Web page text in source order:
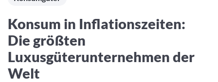
Fondswissen
Alles, was Sie zu Fonds und ETFs wissen müssen – so
investieren Sie richtig
Aktuelle Rankings und Beiträge zu den besten Fonds aus
2. Fonds auswählen
Fondsvergleich
Übersichtlich bis zu 10 Fonds aus über 35.000
Produkten vergleichen
Finanzdienstleister
Informationen und Beiträge unserer Partner-
Finanzdienstleister
Community-Partner
Informationen und Beiträge unserer Community-
Partner
Webinar verpasst? Hier gibt es Aufnahmen unserer
Konsum in Inflationszeiten:
Die größten
Luxusgüterunternehmen der
Welt